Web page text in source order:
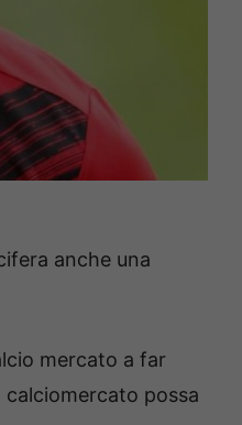
anche una
mercato a far
possa